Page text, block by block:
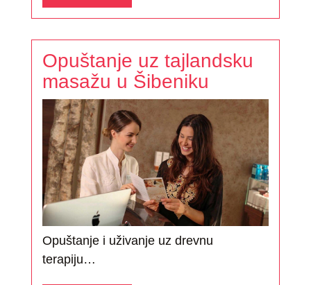
Opuštanje uz tajlandsku
masažu u Šibeniku
Opuštanje i uživanje uz drevnu
terapiju…